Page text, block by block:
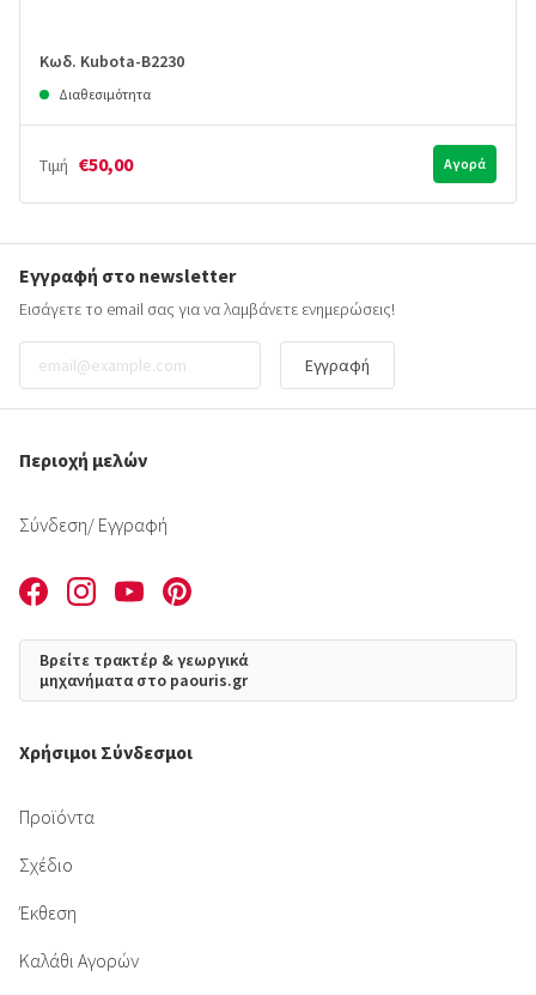
Κωδ. Kubota-B2230
Διαθεσιμότητα
Τιμή €50,00 Αγορά
Εγγραφή στο newsletter
Εισάγετε το email σας για να λαμβάνετε ενημερώσεις!
Εγγραφή
Περιοχή μελών
Σύνδεση/ Εγγραφή
Βρείτε τρακτέρ & γεωργικά
μηχανήματα στο paouris.gr
Χρήσιμοι Σύνδεσμοι
Προϊόντα
Σχέδιο
Έκθεση
Καλάθι Αγορών